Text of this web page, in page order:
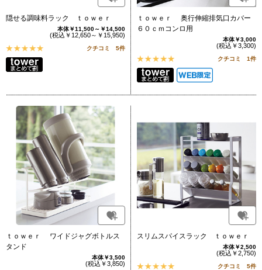
隠せる調味料ラック ｔｏｗｅｒ
本体￥11,500～￥14,500
(税込￥12,650～￥15,950)
クチコミ 5件
ｔｏｗｅｒ 奥行伸縮排気口カバー
６０ｃｍコンロ用
本体￥3,000
(税込￥3,300)
クチコミ 1件
ｔｏｗｅｒ ワイドジャグボトルス
タンド
本体￥3,500
(税込￥3,850)
スリムスパイスラック ｔｏｗｅｒ
本体￥2,500
(税込￥2,750)
クチコミ 5件